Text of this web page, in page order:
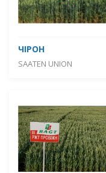
ЧІРОН
SAATEN UNION